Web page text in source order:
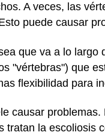
A veces, las
puede causar
que va a lo
"vértebras") que
flexibilidad para
causar
tratan la escoliosis